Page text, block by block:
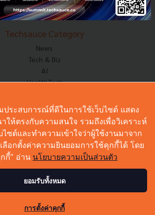
Technology
Techsauce Category
News
Tech & Biz
AI
HealthTech
Corp Innov
Saucy Thoughts
Based On
Sustainable
Videos
Podcast
2026 :Techsauce All rights reserved.
ประสบการณ์ที่ดีในการใช้เว็บไซต์ แสดง
ให้ตรงกับความสนใจ รวมถึงเพื่อวิเคราะห์
ไซต์และทำความเข้าใจว่าผู้ใช้งานมาจาก
อกตั้งค่าความยินยอมการใช้คุกกี้ได้ โดย
กี้” อ่าน นโยบายความเป็นส่วนตัว
ยอมรับทั้งหมด
การตั้งค่าคุกกี้